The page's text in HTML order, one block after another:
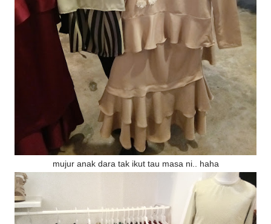
mujur anak dara tak ikut tau masa ni.. haha